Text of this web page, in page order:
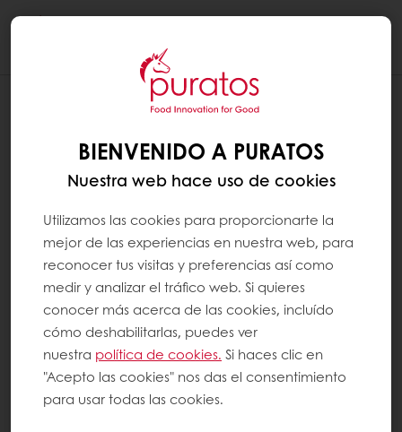
BIENVENIDO A PURATOS
Nuestra web hace uso de cookies
Utilizamos las cookies para proporcionarte la
mejor de las experiencias en nuestra web, para
reconocer tus visitas y preferencias así como
medir y analizar el tráfico web. Si quieres
conocer más acerca de las cookies, incluído
cómo deshabilitarlas, puedes ver
nuestra política de cookies. Si haces clic en
"Acepto las cookies" nos das el consentimiento
para usar todas las cookies.